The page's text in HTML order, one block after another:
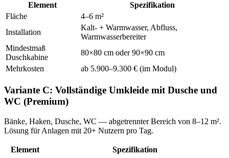
Element
Spezifikation
Fläche
4–6 m²
Installation
Kalt- + Warmwasser, Abfluss,
Warmwasserbereiter
Mindestmaß
Duschkabine
80×80 cm oder 90×90 cm
Mehrkosten
ab 5.900–9.300 € (im Modul)
Variante C: Vollständige Umkleide mit Dusche und
WC (Premium)
Bänke, Haken, Dusche, WC — abgetrennter Bereich von 8–12 m².
Lösung für Anlagen mit 20+ Nutzern pro Tag.
Element
Spezifikation